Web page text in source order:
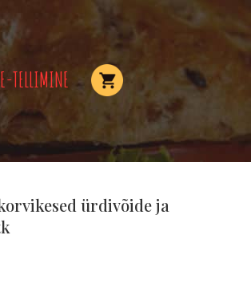
E-TELLIMINE
ürdivõide ja